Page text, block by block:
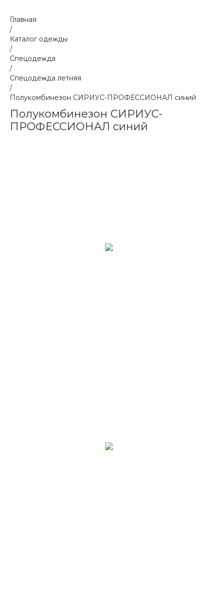
Главная
/
Каталог одежды
/
Спецодежда
/
Спецодежда летняя
/
Полукомбинезон СИРИУС-ПРОФЕССИОНАЛ синий
Полукомбинезон СИРИУС-
ПРОФЕССИОНАЛ синий